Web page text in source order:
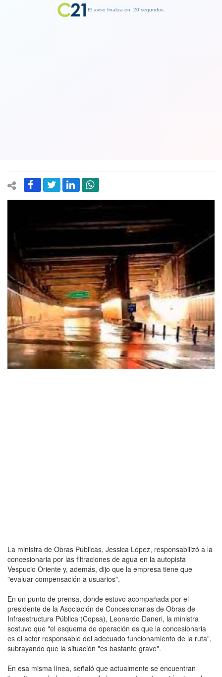
La ministra de Obras Públicas, Jessica López, responsabilizó a la
concesionaria por las filtraciones de agua en la autopista
Vespucio Oriente y, además, dijo que la empresa tiene que
"evaluar compensación a usuarios".
En un punto de prensa, donde estuvo acompañada por el
presidente de la Asociación de Concesionarias de Obras de
Infraestructura Pública (Copsa), Leonardo Daneri, la ministra
sostuvo que "el esquema de operación es que la concesionaria
es el actor responsable del adecuado funcionamiento de la ruta",
subrayando que la situación "es bastante grave".
En esa misma línea, señaló que actualmente se encuentran
El aviso finaliza en: 19 segundos.